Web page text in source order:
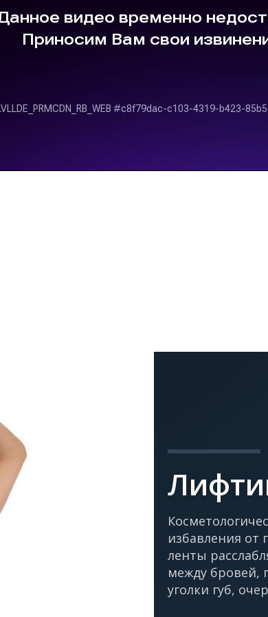
избавления от
ленты
между бровей,
уголки губ,